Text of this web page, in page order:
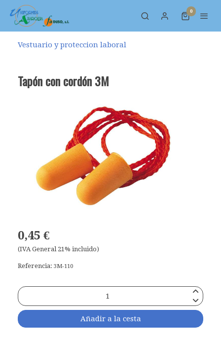
0
Vestuario y proteccion laboral
Tapón con cordón 3M
0,45 €
(IVA General 21% incluido)
Referencia: 3M-110
Añadir a la cesta